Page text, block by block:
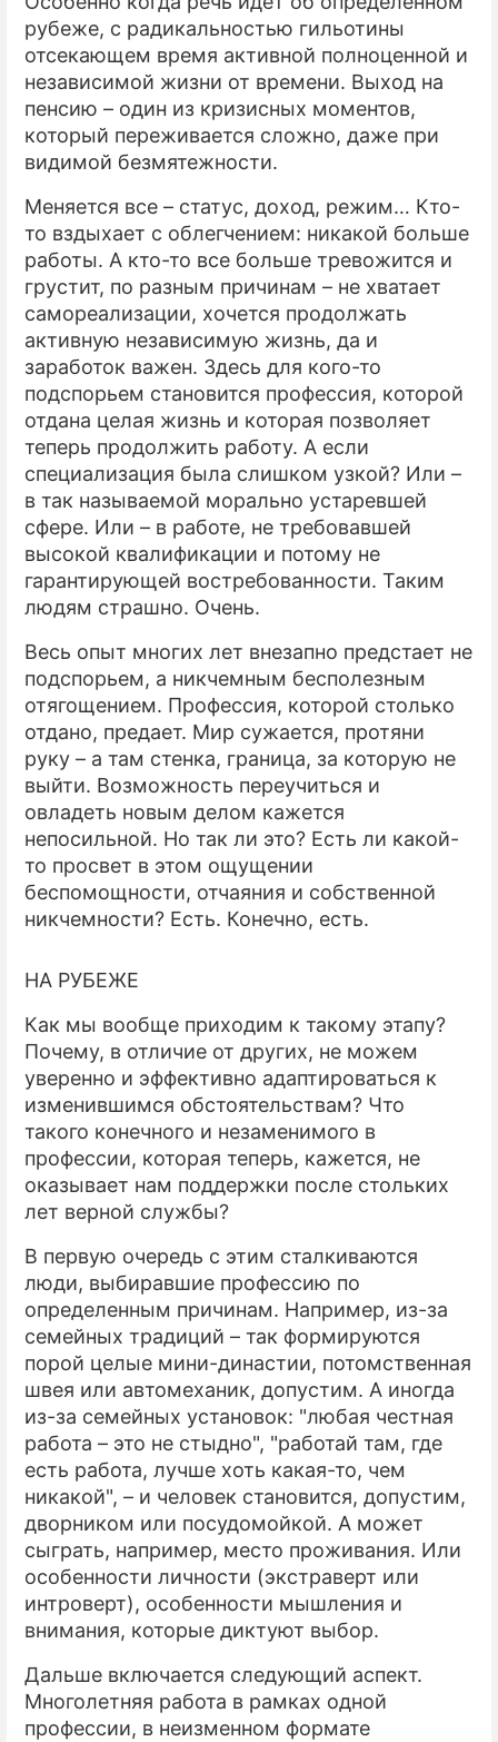
ПРЕСС-РЕЛИЗЫ
О ПРОЕКТЕ
рубеже, с радикальностью гильотины
отсекающем время активной полноценной и
независимой жизни от времени. Выход на
пенсию – один из кризисных моментов,
который переживается сложно, даже при
видимой безмятежности.
Меняется все – статус, доход, режим… Кто-
то вздыхает с облегчением: никакой больше
работы. А кто-то все больше тревожится и
грустит, по разным причинам – не хватает
самореализации, хочется продолжать
активную независимую жизнь, да и
заработок важен. Здесь для кого-то
подспорьем становится профессия, которой
отдана целая жизнь и которая позволяет
теперь продолжить работу. А если
специализация была слишком узкой? Или –
в так называемой морально устаревшей
сфере. Или – в работе, не требовавшей
высокой квалификации и потому не
гарантирующей востребованности. Таким
людям страшно. Очень.
Весь опыт многих лет внезапно предстает не
подспорьем, а никчемным бесполезным
отягощением. Профессия, которой столько
отдано, предает. Мир сужается, протяни
руку – а там стенка, граница, за которую не
выйти. Возможность переучиться и
овладеть новым делом кажется
непосильной. Но так ли это? Есть ли какой-
то просвет в этом ощущении
беспомощности, отчаяния и собственной
никчемности? Есть. Конечно, есть.
НА РУБЕЖЕ
Как мы вообще приходим к такому этапу?
Почему, в отличие от других, не можем
уверенно и эффективно адаптироваться к
изменившимся обстоятельствам? Что
такого конечного и незаменимого в
профессии, которая теперь, кажется, не
оказывает нам поддержки после стольких
лет верной службы?
В первую очередь с этим сталкиваются
люди, выбиравшие профессию по
определенным причинам. Например, из-за
семейных традиций – так формируются
порой целые мини-династии, потомственная
швея или автомеханик, допустим. А иногда
из-за семейных установок: "любая честная
работа – это не стыдно", "работай там, где
есть работа, лучше хоть какая-то, чем
никакой", – и человек становится, допустим,
дворником или посудомойкой. А может
сыграть, например, место проживания. Или
особенности личности (экстраверт или
интроверт), особенности мышления и
внимания, которые диктуют выбор.
Дальше включается следующий аспект.
Многолетняя работа в рамках одной
профессии, в неизменном формате